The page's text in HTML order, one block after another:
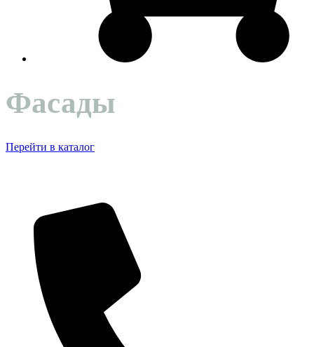
Фасады
Перейти в каталог